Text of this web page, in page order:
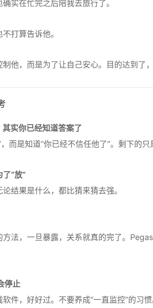
实在忙完之后陪我去旅行了。
打算告诉他。
他，而是为了让自己安心。目的达到了，
实你已经知道答案了
而是知道“你已经不信任他了”。剩下的只
“放”
结果是什么，都比猜来猜去强。
法，一旦暴露，关系就真的完了。
停止
件，好好过。不要养成“一直监控”的习惯